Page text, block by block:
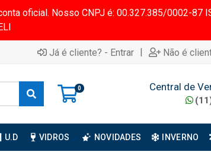
oficial. Nosso CNPJ é: 00.327.385/0002-87
Já é cliente? - Entrar | Não é
0 Central de
U.D VIDROS NOVIDADES INVERNO